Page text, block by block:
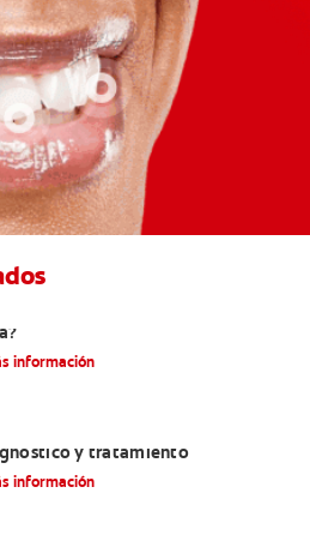
información
y tratamiento
información